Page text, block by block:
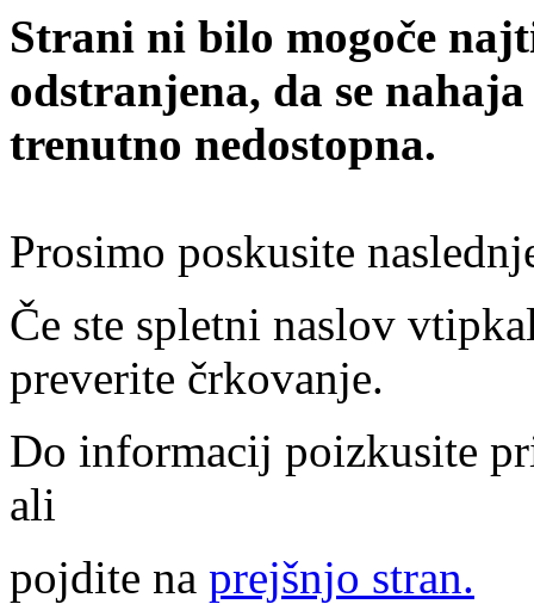
Strani ni bilo mogoče
odstranjena, da se
trenutno nedostopna.
Prosimo poskusite
Če ste spletni naslov
preverite črkovanje.
Do informacij poizkusite
ali
pojdite na prejšnjo stran.